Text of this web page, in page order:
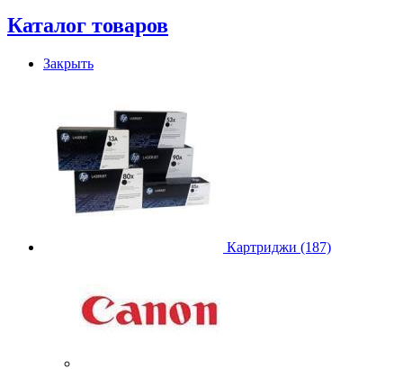
Каталог товаров
Закрыть
Картриджи (187)